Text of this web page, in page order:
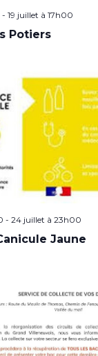
- 19 juillet à 17h00
Potiers
- 24 juillet à 23h00
Jaune